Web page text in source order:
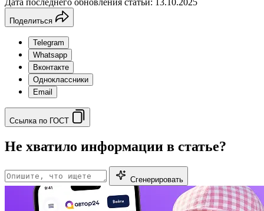
Дата последнего обновления статьи: 13.10.2025
Поделиться
Telegram
Whatsapp
Вконтакте
Одноклассники
Email
Ссылка по ГОСТ
Не хватило информации в статье?
Сгенерировать